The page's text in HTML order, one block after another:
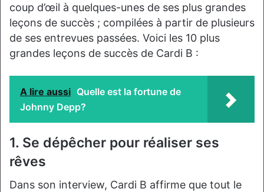
coup d’œil à quelques-unes de ses plus grandes
leçons de succès ; compilées à partir de plusieurs
de ses entrevues passées. Voici les 10 plus
grandes leçons de succès de Cardi B :
A lire aussi Quelle est la fortune de
Johnny Depp?
1. Se dépêcher pour réaliser ses
rêves
Dans son interview, Cardi B affirme que tout le